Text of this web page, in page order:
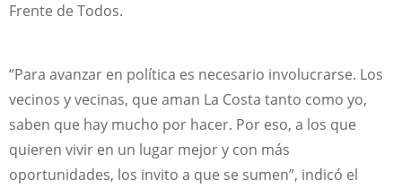
Frente de Todos.
“Para avanzar en política es necesario involucrarse. Los
vecinos y vecinas, que aman La Costa tanto como yo,
saben que hay mucho por hacer. Por eso, a los que
quieren vivir en un lugar mejor y con más
oportunidades, los invito a que se sumen”, indicó el